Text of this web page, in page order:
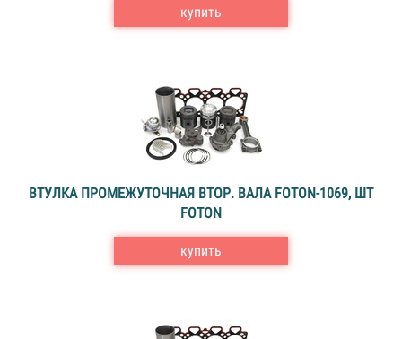
купить
ВТУЛКА ПРОМЕЖУТОЧНАЯ ВТОР. ВАЛА FOTON-1069, ШТ
FOTON
купить